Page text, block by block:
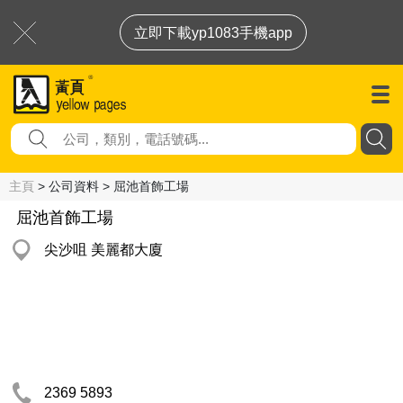
立即下載yp1083手機app
主頁 > 公司資料 > 屈池首飾工場
屈池首飾工場
尖沙咀 美麗都大廈
2369 5893